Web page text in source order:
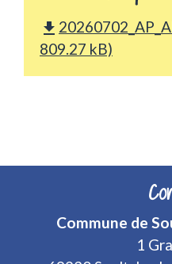
file_download
809.27 kB)
Commune de
1